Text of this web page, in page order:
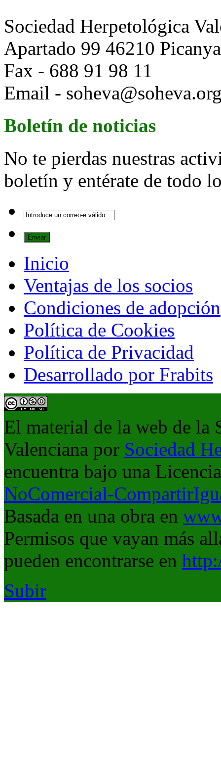
Sociedad Herpetológica
Apartado 99 46210
Fax - 688 91 98 11
Email -
Boletín de noticias
No te pierdas nuestras
boletín y entérate de todo
Inicio
Ventajas de los socios
Condiciones de adopción
Política de Cookies
Política de Privacidad
Desarrollado por Frabits
El material de la web de la
Valenciana por Sociedad
encuentra bajo una
NoComercial-
Basada en una obra en
Permisos que vayan más
pueden encontrarse en
Subir